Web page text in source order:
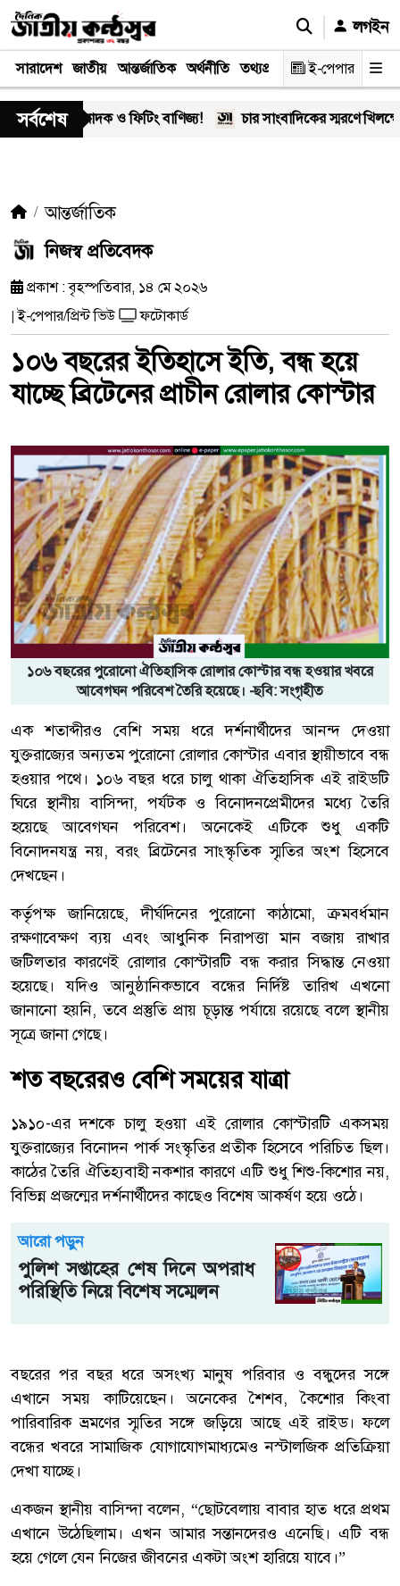
লগইন
সারাদেশ জাতীয় আন্তর্জাতিক অর্থনীতি তথ্যপ্রযুক্তি স্বাস্থ্য আইন-
ই-পেপার
সর্বশেষ
মাদক ও ফিটিং বাণিজ্য! চার সাংবাদিকের স্মরণে খিলক্ষেত প্রেস
আন্তর্জাতিক
নিজস্ব প্রতিবেদক
প্রকাশ : বৃহস্পতিবার, ১৪ মে ২০২৬
| ই-পেপার/প্রিন্ট ভিউ ফটোকার্ড
১০৬ বছরের ইতিহাসে ইতি, বন্ধ হয়ে
যাচ্ছে ব্রিটেনের প্রাচীন রোলার কোস্টার
১০৬ বছরের পুরোনো ঐতিহাসিক রোলার কোস্টার বন্ধ হওয়ার খবরে
আবেগঘন পরিবেশ তৈরি হয়েছে। -ছবি: সংগৃহীত
এক শতাব্দীরও বেশি সময় ধরে দর্শনার্থীদের আনন্দ দেওয়া
যুক্তরাজ্যের অন্যতম পুরোনো রোলার কোস্টার এবার স্থায়ীভাবে বন্ধ
হওয়ার পথে। ১০৬ বছর ধরে চালু থাকা ঐতিহাসিক এই রাইডটি
ঘিরে স্থানীয় বাসিন্দা, পর্যটক ও বিনোদনপ্রেমীদের মধ্যে তৈরি
হয়েছে আবেগঘন পরিবেশ। অনেকেই এটিকে শুধু একটি
বিনোদনযন্ত্র নয়, বরং ব্রিটেনের সাংস্কৃতিক স্মৃতির অংশ হিসেবে
দেখছেন।
কর্তৃপক্ষ জানিয়েছে, দীর্ঘদিনের পুরোনো কাঠামো, ক্রমবর্ধমান
রক্ষণাবেক্ষণ ব্যয় এবং আধুনিক নিরাপত্তা মান বজায় রাখার
জটিলতার কারণেই রোলার কোস্টারটি বন্ধ করার সিদ্ধান্ত নেওয়া
হয়েছে। যদিও আনুষ্ঠানিকভাবে বন্ধের নির্দিষ্ট তারিখ এখনো
জানানো হয়নি, তবে প্রস্তুতি প্রায় চূড়ান্ত পর্যায়ে রয়েছে বলে স্থানীয়
সূত্রে জানা গেছে।
শত বছরেরও বেশি সময়ের যাত্রা
১৯১০-এর দশকে চালু হওয়া এই রোলার কোস্টারটি একসময়
যুক্তরাজ্যের বিনোদন পার্ক সংস্কৃতির প্রতীক হিসেবে পরিচিত ছিল।
কাঠের তৈরি ঐতিহ্যবাহী নকশার কারণে এটি শুধু শিশু-কিশোর নয়,
বিভিন্ন প্রজন্মের দর্শনার্থীদের কাছেও বিশেষ আকর্ষণ হয়ে ওঠে।
আরো পড়ুন
পুলিশ সপ্তাহের শেষ দিনে অপরাধ
পরিস্থিতি নিয়ে বিশেষ সম্মেলন
বছরের পর বছর ধরে অসংখ্য মানুষ পরিবার ও বন্ধুদের সঙ্গে
এখানে সময় কাটিয়েছেন। অনেকের শৈশব, কৈশোর কিংবা
পারিবারিক ভ্রমণের স্মৃতির সঙ্গে জড়িয়ে আছে এই রাইড। ফলে
বন্ধের খবরে সামাজিক যোগাযোগমাধ্যমেও নস্টালজিক প্রতিক্রিয়া
দেখা যাচ্ছে।
একজন স্থানীয় বাসিন্দা বলেন, “ছোটবেলায় বাবার হাত ধরে প্রথম
এখানে উঠেছিলাম। এখন আমার সন্তানদেরও এনেছি। এটি বন্ধ
হয়ে গেলে যেন নিজের জীবনের একটা অংশ হারিয়ে যাবে।”